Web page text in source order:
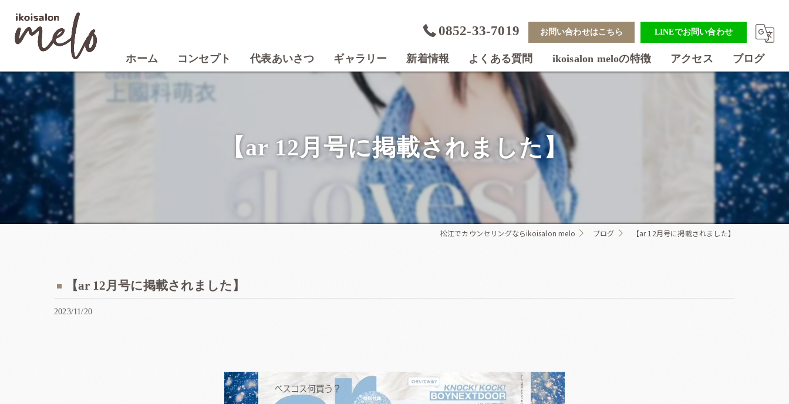
0852-33-7019 お問い合わせはこちら LINEでお問い合わせ
ホーム コンセプト 代表あいさつ ギャラリー 新着情報 よくある質問 ikoisalon meloの特徴
美容室
フェイシャル
ダイエット
アクセスバーズ
着付け
アクセス ブログ
【ar 12月号に掲載されました】
松江でカウンセリングならikoisalon melo ブログ 【ar 12月号に掲載されました】
【ar 12月号に掲載されました】
2023/11/20